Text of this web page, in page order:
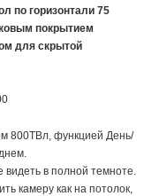
по горизонтали 75
покрытием
для скрытой
800ТВл, функцией День/
видеть в полной темноте.
камеру как на потолок,